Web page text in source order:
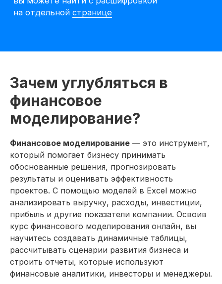
Зачем углубляться в
финансовое
моделирование?
Финансовое моделирование — это инструмент,
который помогает бизнесу принимать
обоснованные решения, прогнозировать
результаты и оценивать эффективность
проектов. С помощью моделей в Excel можно
анализировать выручку, расходы, инвестиции,
прибыль и другие показатели компании. Освоив
курс финансового моделирования онлайн, вы
научитесь создавать динамичные таблицы,
рассчитывать сценарии развития бизнеса и
строить отчеты, которые используют
финансовые аналитики, инвесторы и менеджеры.
Специалист
по финансовому
моделированию
После окончания курса
вы сможете претендовать
на востребованные позиции
в сфере финансового
моделирования. По данным
hh.ru, за последний месяц